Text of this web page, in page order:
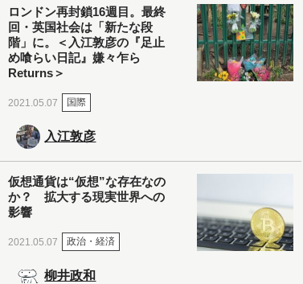
ロンドン再封鎖16週目。最終
回・英国社会は「新たな段
階」に。＜入江敦彦の『足止
め喰らい日記』嫌々乍ら
Returns＞
2021.05.07 国際
入江敦彦
仮想通貨は“仮想”な存在なの
か？ 拡大する現実世界への
影響
2021.05.07 政治・経済
柳井政和